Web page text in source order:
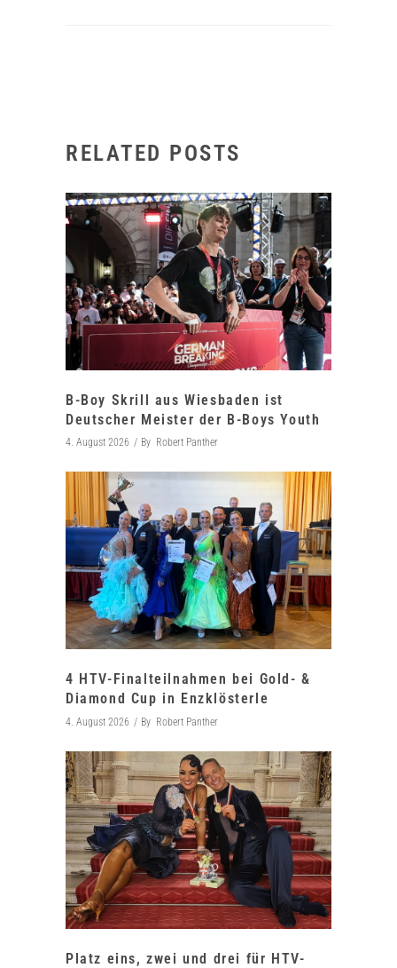
RELATED POSTS
B-Boy Skrill aus Wiesbaden ist
Deutscher Meister der B-Boys Youth
4. August 2026 By Robert Panther
4 HTV-Finalteilnahmen bei Gold- &
Diamond Cup in Enzklösterle
4. August 2026 By Robert Panther
Platz eins, zwei und drei für HTV-